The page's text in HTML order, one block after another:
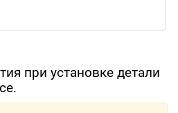
при установке детали